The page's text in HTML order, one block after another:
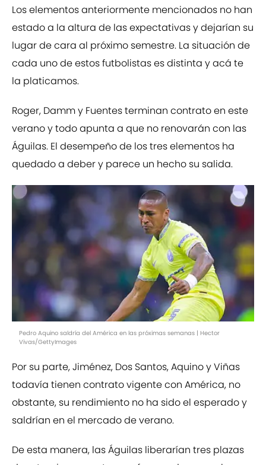
Los elementos anteriormente mencionados no han
estado a la altura de las expectativas y dejarían su
lugar de cara al próximo semestre. La situación de
cada uno de estos futbolistas es distinta y acá te
la platicamos.
Roger, Damm y Fuentes terminan contrato en este
verano y todo apunta a que no renovarán con las
Águilas. El desempeño de los tres elementos ha
quedado a deber y parece un hecho su salida.
Pedro Aquino saldría del América en las próximas semanas | Hector
Vivas/GettyImages
Por su parte, Jiménez, Dos Santos, Aquino y Viñas
todavía tienen contrato vigente con América, no
obstante, su rendimiento no ha sido el esperado y
saldrían en el mercado de verano.
De esta manera, las Águilas liberarían tres plazas